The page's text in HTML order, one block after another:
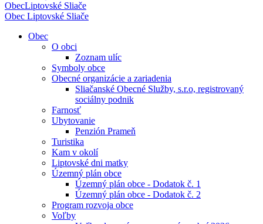
ObecLiptovské Sliače
Obec Liptovské Sliače
Obec
O obci
Zoznam ulíc
Symboly obce
Obecné organizácie a zariadenia
Sliačanské Obecné Služby, s.r.o, registrovaný
sociálny podnik
Farnosť
Ubytovanie
Penzión Prameň
Turistika
Kam v okolí
Liptovské dni matky
Územný plán obce
Územný plán obce - Dodatok č. 1
Územný plán obce - Dodatok č. 2
Program rozvoja obce
Voľby